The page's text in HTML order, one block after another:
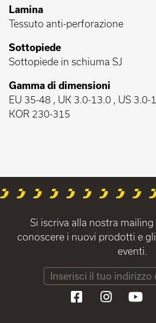
Lamina
Tessuto anti-perforazione
Sottopiede
Sottopiede in schiuma SJ
Gamma di dimensioni
EU 35-48 , UK 3.0-13.0 , US 3.0-
KOR 230-315
Si iscriva alla nostra
conoscere i nuovi prodotti e
eventi.